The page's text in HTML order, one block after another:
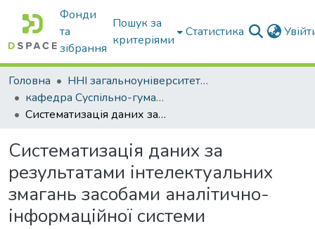
Фонди
та
зібрання
Пошук за
критеріями
Статистика
Головна
ННІ загальноуніверситетської підготовки
кафедра Суспільно-гуманітарні науки
Систематизація даних за результатами інтелектуальних змагань засобами аналітично-інформаційної системи
Систематизація даних за
результатами інтелектуальних
змагань засобами аналітично-
інформаційної системи